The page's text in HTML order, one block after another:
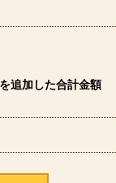
追加した合計金額